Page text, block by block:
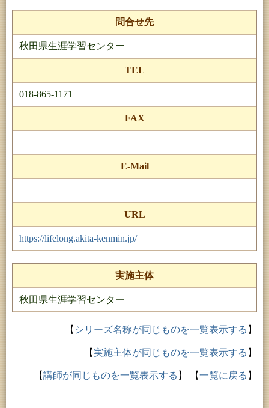
問合せ先
秋田県生涯学習センター
TEL
018-865-1171
FAX
E-Mail
URL
https://lifelong.akita-kenmin.jp/
実施主体
秋田県生涯学習センター
【 シリーズ名称が同じものを一覧表示する 】
【実施主体が同じものを一覧表示する 】
【講師が同じものを一覧表示する 】 【一覧に戻る 】